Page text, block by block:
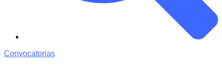
Convocatorias